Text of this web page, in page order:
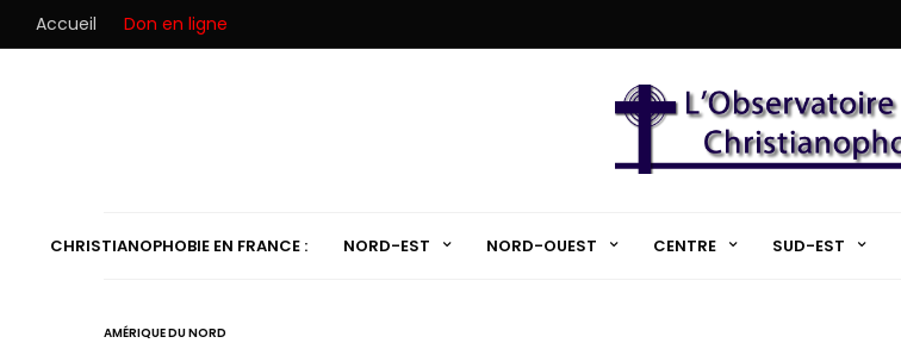
Accueil Don en ligne
CHRISTIANOPHOBIE EN FRANCE : NORD-EST NORD-OUEST CENTRE SUD-EST
AMÉRIQUE DU NORD